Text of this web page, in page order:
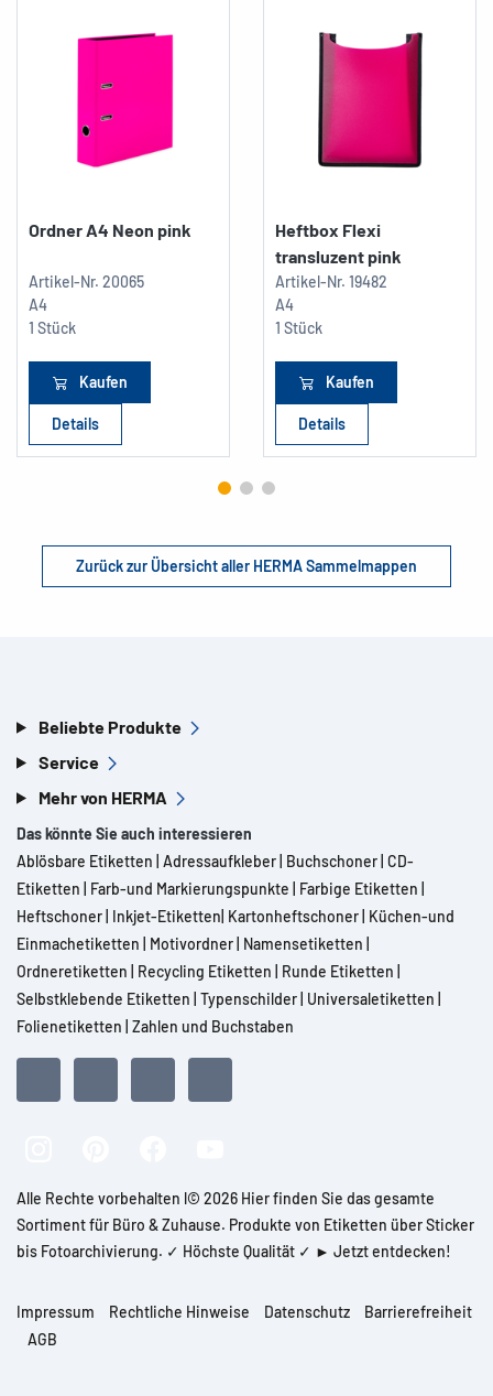
Ordner A4 Neon pink
Artikel-Nr. 20065
A4
1 Stück
Kaufen
Details
Heftbox Flexi
transluzent pink
Artikel-Nr. 19482
A4
1 Stück
Kaufen
Details
Zurück zur Übersicht aller HERMA Sammelmappen
Beliebte Produkte
Service
Mehr von HERMA
Das könnte Sie auch interessieren
Ablösbare Etiketten Adressaufkleber Buchschoner CD-
Etiketten
Farb-und Markierungspunkte Farbige Etiketten
Heftschoner Inkjet-Etiketten Kartonheftschoner Küchen-und
Einmachetiketten
Motivordner Namensetiketten
Ordneretiketten
Recycling Etiketten Runde Etiketten
Selbstklebende Etiketten Typenschilder Universaletiketten
Folienetiketten Zahlen und Buchstaben
Alle Rechte vorbehalten l© 2026 Hier finden Sie das gesamte
Sortiment für Büro & Zuhause. Produkte von Etiketten über Sticker
bis Fotoarchivierung. ✓ Höchste Qualität ✓ ► Jetzt entdecken!
Impressum Rechtliche Hinweise Datenschutz
Barrierefreiheit
AGB